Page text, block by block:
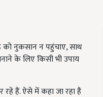
को नुकसान न पहुंचाए, साथ
के लिए किसी भी उपाय
हैं. ऐसे में कहा जा रहा है